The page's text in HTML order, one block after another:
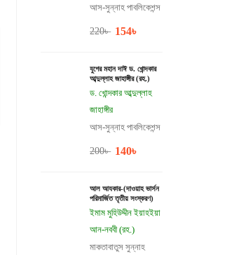
আস-সুন্নাহ পাবলিকেশন্স
220৳ 154৳
যুগের মহান দাঈ ড. খোন্দকার
আব্দুল্লাহ জাহাঙ্গীর (রহ.)
ড. খোন্দকার আব্দুল্লাহ
জাহাঙ্গীর
আস-সুন্নাহ পাবলিকেশন্স
200৳ 140৳
আল আযকার-(দাওয়াহ ভার্সন
পরিমার্জিত তৃতীয় সংস্করণ)
ইমাম মুহিউদ্দীন ইয়াহইয়া
আন-নববী (রহ.)
মাকতাবাতুস সুন্নাহ